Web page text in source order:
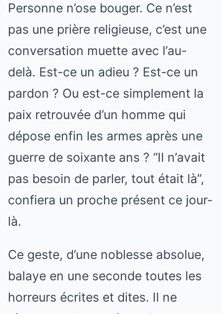
Personne n’ose bouger. Ce n’est
pas une prière religieuse, c’est une
conversation muette avec l’au-
delà. Est-ce un adieu ? Est-ce un
pardon ? Ou est-ce simplement la
paix retrouvée d’un homme qui
dépose enfin les armes après une
guerre de soixante ans ? “Il n’avait
pas besoin de parler, tout était là”,
confiera un proche présent ce jour-
là.
Ce geste, d’une noblesse absolue,
balaye en une seconde toutes les
horreurs écrites et dites. Il ne